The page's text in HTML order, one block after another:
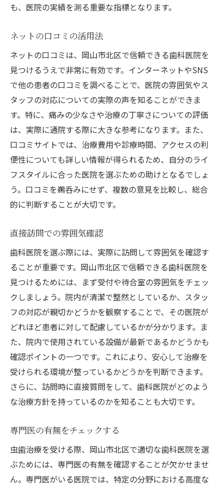
も、医院の実績を測る重要な指標となります。
ネットの口コミの活用法
ネットの口コミは、岡山市北区で信頼できる歯科医院を
見つけるうえで非常に有効です。インターネットやSNS
で他の患者の口コミを調べることで、医院の雰囲気やス
タッフの対応についての実際の声を知ることができま
す。特に、痛みの少なさや治療の丁寧さについての評価
は、実際に通院する際に大きな参考になります。また、
口コミサイトでは、治療費用や診療時間、アクセスの利
便性についても詳しい情報が得られるため、自分のライ
フスタイルに合った医院を選ぶための助けとなるでしょ
う。口コミを鵜呑みにせず、複数の意見を比較し、総合
的に判断することが大切です。
直接訪問での雰囲気確認
歯科医院を選ぶ際には、実際に訪問して雰囲気を確認す
ることが重要です。岡山市北区で信頼できる歯科医院を
見つけるためには、まず受付や待合室の雰囲気をチェッ
クしましょう。院内が清潔で整然としているか、スタッ
フの対応が親切かどうかを観察することで、その医院が
どれほど患者に対して配慮しているかが分かります。ま
た、院内で使用されている設備が最新であるかどうかも
確認ポイントの一つです。これにより、安心して治療を
受けられる環境が整っているかどうかを判断できます。
さらに、訪問時に直接質問をして、歯科医院がどのよう
な治療方針を持っているのかを知ることも大切です。
専門医の有無をチェックする
虫歯治療を受ける際、岡山市北区で適切な歯科医院を選
ぶためには、専門医の有無を確認することが欠かせませ
ん。専門医がいる医院では、特定の分野における高度な